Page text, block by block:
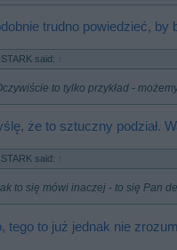
trudno powiedzieć, by
said:
to tylko przykład -
że to sztuczny podział.
said:
to się mówi inaczej - to się Pan
tego to już jednak nie